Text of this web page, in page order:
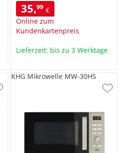
35,99 €
Online zum
Kundenkartenpreis
Lieferzeit: bis zu 3 Werktage
KHG Mikrowelle MW-30HS